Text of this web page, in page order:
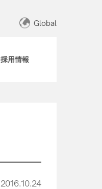
Global
採用情報
2016.10.24